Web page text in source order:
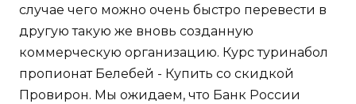
случае чего можно очень быстро перевести в
другую такую же вновь созданную
коммерческую организацию. Курс туринабол
пропионат Белебей - Купить со скидкой
Провирон. Мы ожидаем, что Банк России